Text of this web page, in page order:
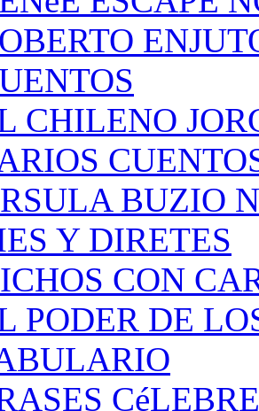
CHILENO
BUZIO
Y DIRETES
CON
PODER DE